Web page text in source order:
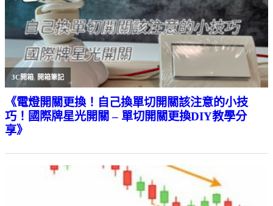
3C開箱, 開箱筆記
《電燈開關更換！自己換單切開關該注意的小技
巧！國際牌星光開關 – 單切開關更換DIY教學分
享》